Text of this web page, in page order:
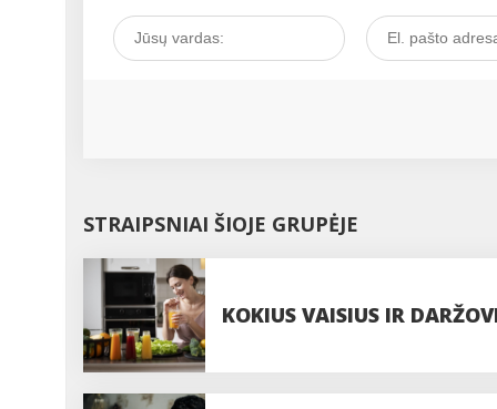
STRAIPSNIAI ŠIOJE GRUPĖJE
KOKIUS VAISIUS IR